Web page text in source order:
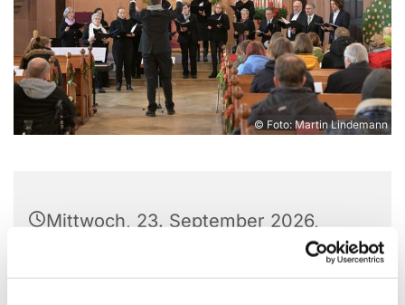
© Foto: Martin Lindemann
Mittwoch, 23. September 2026,